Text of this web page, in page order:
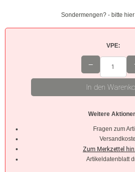
Kabelbinder Sets
Schwarz
Natur
Sondermengen? - bitte
VPE:
–
In den
Weitere
Fragen zum
Artikeldatenblatt